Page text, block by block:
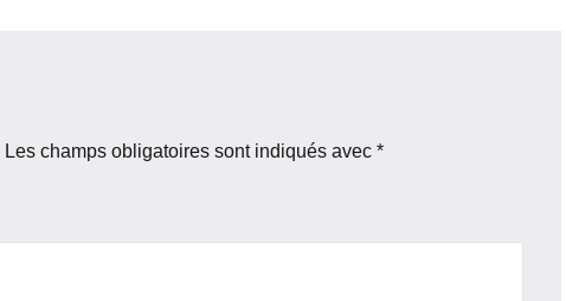
Les champs obligatoires sont indiqués avec *